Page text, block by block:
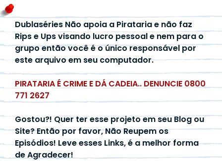
Dublaséries Não apoia a Pirataria e não faz
Rips e Ups visando lucro pessoal e nem para o
grupo então você é o único responsável por
este arquivo em seu computador.
PIRATARIA É CRIME E DÁ CADEIA.. DENUNCIE 0800
771 2627
Gostou?! Quer ter esse projeto em seu Blog ou
Site? Então por favor, Não Reupem os
Episódios! Leve esses Links, é a melhor forma
de Agradecer!